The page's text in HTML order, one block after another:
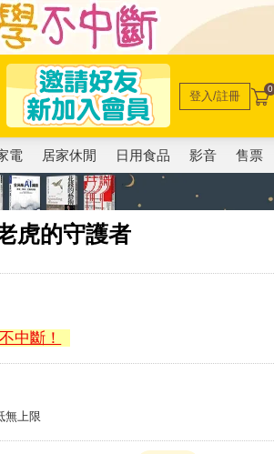
登入/註冊 0
電 居家休閒 日用食品 影音 售票
虎的守護者
中斷！
無上限